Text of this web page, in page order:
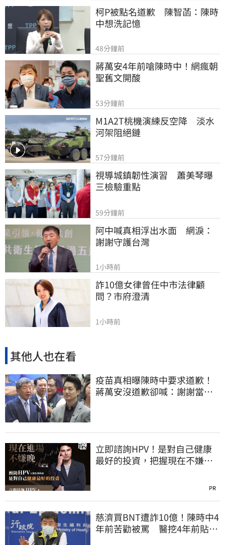
柯P被點名道歉　陳智菡：陳時
中想洗記憶
48分鐘前
蔣萬安4年前嗆陳時中！網瘋朝
聖舊文開酸
53分鐘前
M1A2T桃機演練反空降　淡水
河架阻絕鏈
57分鐘前
視導城鎮韌性演習　蕭美琴曝
三檢驗重點
59分鐘前
阿中喊真相浮出水面　網淚：
謝謝守護台灣
1小時前
詐10億女律曾任中市法律顧
問？市府澄清
1小時前
其他人也在看
疫苗真相曝陳時中要求道歉！
蔣萬安沒道歉卻喊：謝謝當時
立即諮詢HPV！是對自己健康
最好的投資，把握現在不嫌
PR
慈濟買BNT遭詐10億！陳時中4
年前苦勸被罵 醫挖4年前貼